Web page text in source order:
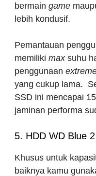
bermain game
lebih kondusif.
Pemantauan
memiliki max suhu
penggunaan
yang cukup lama.
SSD ini mencapai
jaminan performa
5. HDD WD Blue
Khusus untuk
baiknya kamu